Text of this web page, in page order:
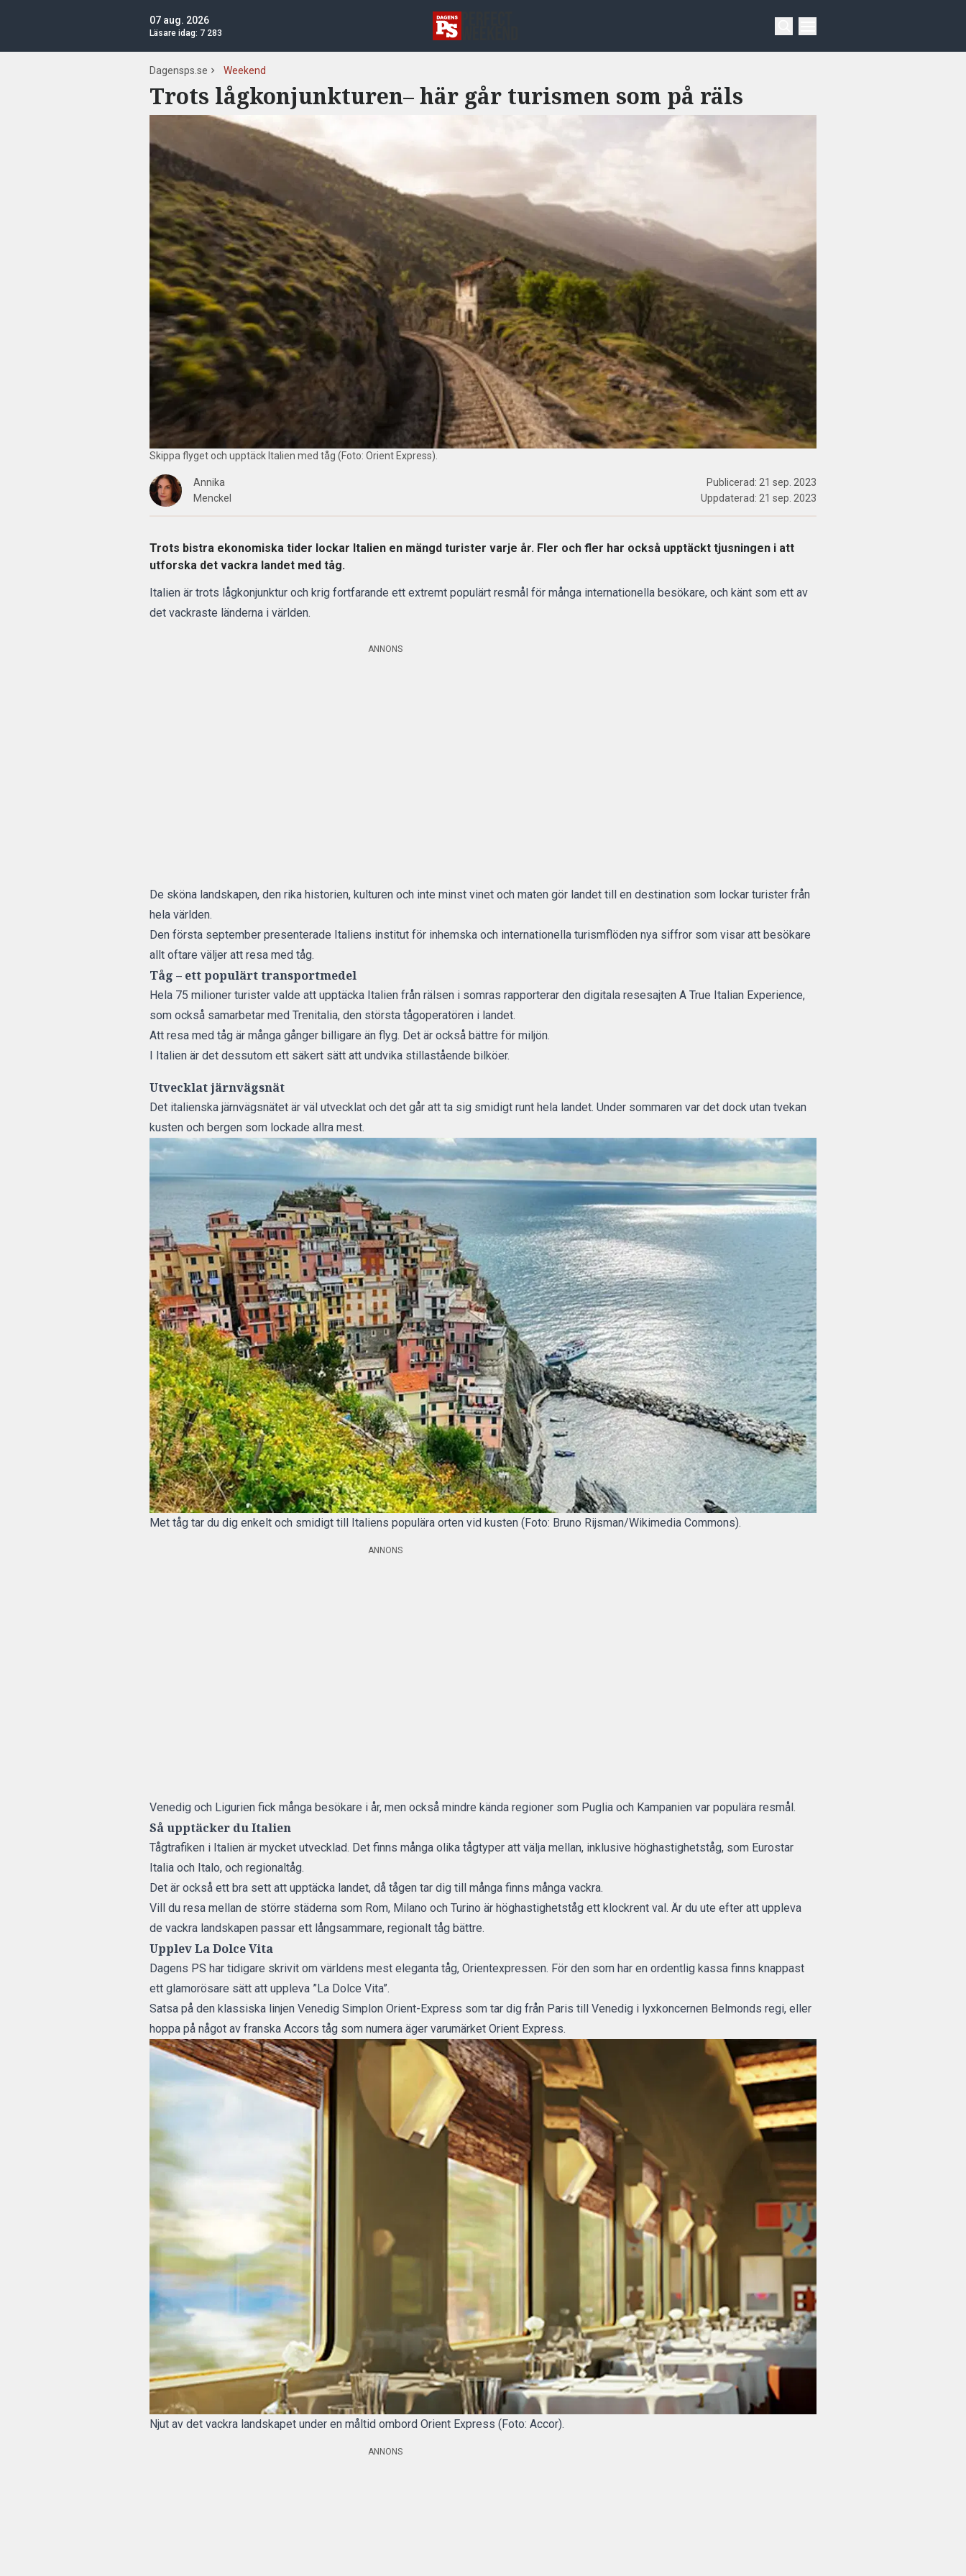
07 aug. 2026
Läsare idag: 7 283
Dagensps.se Weekend
Trots lågkonjunkturen– här går turismen som på räls
Skippa flyget och upptäck Italien med tåg (Foto: Orient Express).
Annika
Menckel
Publicerad: 21 sep. 2023
Uppdaterad: 21 sep. 2023
Trots bistra ekonomiska tider lockar Italien en mängd turister varje år. Fler och fler har också upptäckt tjusningen i att
utforska det vackra landet med tåg.
Italien är trots lågkonjunktur och krig fortfarande ett extremt populärt resmål för många internationella besökare, och känt som ett av
det vackraste länderna i världen.
ANNONS
De sköna landskapen, den rika historien, kulturen och inte minst vinet och maten gör landet till en destination som lockar turister från
hela världen.
Den första september presenterade Italiens institut för inhemska och internationella turismflöden nya siffror som visar att besökare
allt oftare väljer att resa med tåg.
Tåg – ett populärt transportmedel
Hela 75 milioner turister valde att upptäcka Italien från rälsen i somras rapporterar den digitala resesajten A True Italian Experience,
som också samarbetar med Trenitalia, den största tågoperatören i landet.
Att resa med tåg är många gånger billigare än flyg. Det är också bättre för miljön.
I Italien är det dessutom ett säkert sätt att undvika stillastående bilköer.
Utvecklat järnvägsnät
Det italienska järnvägsnätet är väl utvecklat och det går att ta sig smidigt runt hela landet. Under sommaren var det dock utan tvekan
kusten och bergen som lockade allra mest.
Met tåg tar du dig enkelt och smidigt till Italiens populära orten vid kusten (Foto: Bruno Rijsman/Wikimedia Commons).
ANNONS
Venedig och Ligurien fick många besökare i år, men också mindre kända regioner som Puglia och Kampanien var populära resmål.
Så upptäcker du Italien
Tågtrafiken i Italien är mycket utvecklad. Det finns många olika tågtyper att välja mellan, inklusive höghastighetståg, som Eurostar
Italia och Italo, och regionaltåg.
Det är också ett bra sett att upptäcka landet, då tågen tar dig till många finns många vackra.
Vill du resa mellan de större städerna som Rom, Milano och Turino är höghastighetståg ett klockrent val. Är du ute efter att uppleva
de vackra landskapen passar ett långsammare, regionalt tåg bättre.
Upplev La Dolce Vita
Dagens PS har tidigare skrivit om världens mest eleganta tåg, Orientexpressen. För den som har en ordentlig kassa finns knappast
ett glamorösare sätt att uppleva ”La Dolce Vita”.
Satsa på den klassiska linjen Venedig Simplon Orient-Express som tar dig från Paris till Venedig i lyxkoncernen Belmonds regi, eller
hoppa på något av franska Accors tåg som numera äger varumärket Orient Express.
Njut av det vackra landskapet under en måltid ombord Orient Express (Foto: Accor).
ANNONS